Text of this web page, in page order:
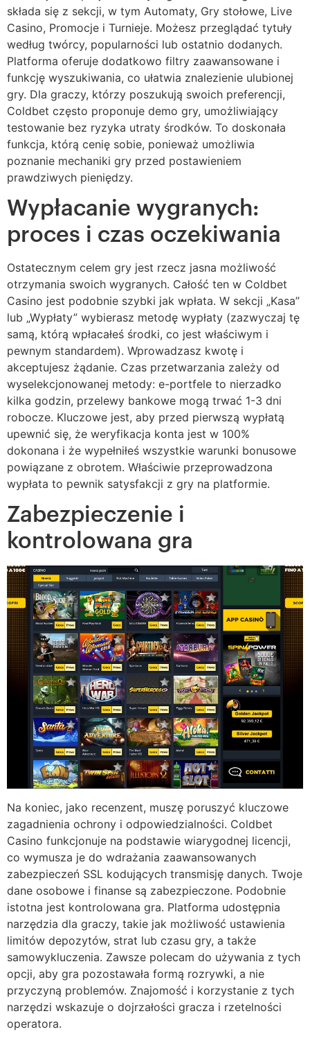
składa się z sekcji, w tym Automaty, Gry stołowe, Live
Casino, Promocje i Turnieje. Możesz przeglądać tytuły
według twórcy, popularności lub ostatnio dodanych.
Platforma oferuje dodatkowo filtry zaawansowane i
funkcję wyszukiwania, co ułatwia znalezienie ulubionej
gry. Dla graczy, którzy poszukują swoich preferencji,
Coldbet często proponuje demo gry, umożliwiający
testowanie bez ryzyka utraty środków. To doskonała
funkcja, którą cenię sobie, ponieważ umożliwia
poznanie mechaniki gry przed postawieniem
prawdziwych pieniędzy.
Wypłacanie wygranych:
proces i czas oczekiwania
Ostatecznym celem gry jest rzecz jasna możliwość
otrzymania swoich wygranych. Całość ten w Coldbet
Casino jest podobnie szybki jak wpłata. W sekcji „Kasa”
lub „Wypłaty” wybierasz metodę wypłaty (zazwyczaj tę
samą, którą wpłacałeś środki, co jest właściwym i
pewnym standardem). Wprowadzasz kwotę i
akceptujesz żądanie. Czas przetwarzania zależy od
wyselekcjonowanej metody: e-portfele to nierzadko
kilka godzin, przelewy bankowe mogą trwać 1-3 dni
robocze. Kluczowe jest, aby przed pierwszą wypłatą
upewnić się, że weryfikacja konta jest w 100%
dokonana i że wypełniłeś wszystkie warunki bonusowe
powiązane z obrotem. Właściwie przeprowadzona
wypłata to pewnik satysfakcji z gry na platformie.
Zabezpieczenie i
kontrolowana gra
Na koniec, jako recenzent, muszę poruszyć kluczowe
zagadnienia ochrony i odpowiedzialności. Coldbet
Casino funkcjonuje na podstawie wiarygodnej licencji,
co wymusza je do wdrażania zaawansowanych
zabezpieczeń SSL kodujących transmisję danych. Twoje
dane osobowe i finanse są zabezpieczone. Podobnie
istotna jest kontrolowana gra. Platforma udostępnia
narzędzia dla graczy, takie jak możliwość ustawienia
limitów depozytów, strat lub czasu gry, a także
samowykluczenia. Zawsze polecam do używania z tych
opcji, aby gra pozostawała formą rozrywki, a nie
przyczyną problemów. Znajomość i korzystanie z tych
narzędzi wskazuje o dojrzałości gracza i rzetelności
operatora.